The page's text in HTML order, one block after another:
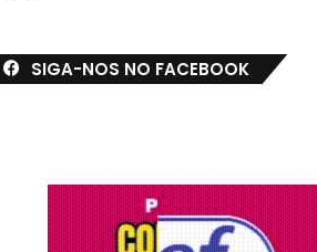
SIGA-NOS NO FACEBOOK